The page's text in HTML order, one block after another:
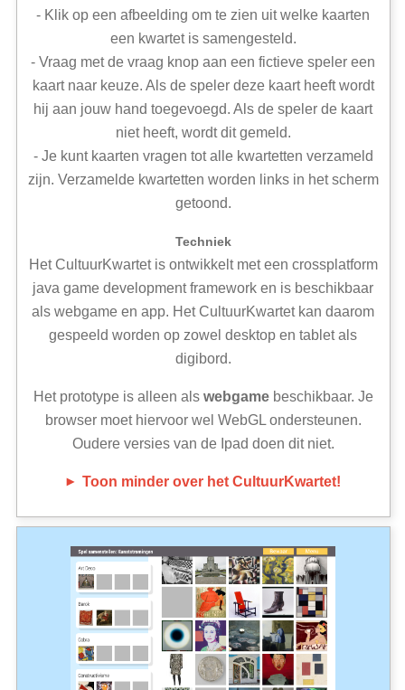
- Klik op een afbeelding om te zien uit welke kaarten
een kwartet is samengesteld.
- Vraag met de vraag knop aan een fictieve speler een
kaart naar keuze. Als de speler deze kaart heeft wordt
hij aan jouw hand toegevoegd. Als de speler de kaart
niet heeft, wordt dit gemeld.
- Je kunt kaarten vragen tot alle kwartetten verzameld
zijn. Verzamelde kwartetten worden links in het scherm
getoond.
Techniek
Het CultuurKwartet is ontwikkelt met een crossplatform
java game development framework en is beschikbaar
als webgame en app. Het CultuurKwartet kan daarom
gespeeld worden op zowel desktop en tablet als
digibord.
Het prototype is alleen als webgamebeschikbaar. Je
browser moet hiervoor wel WebGL ondersteunen.
Oudere versies van de Ipad doen dit niet.
Toon minder over het CultuurKwartet!